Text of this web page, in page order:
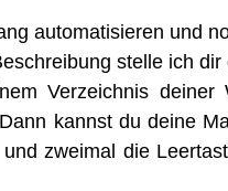
auto­ma­ti­sie­ren und
stel­le ich
Ver­zeich­nis
kannst du dei­ne
zwei­mal die